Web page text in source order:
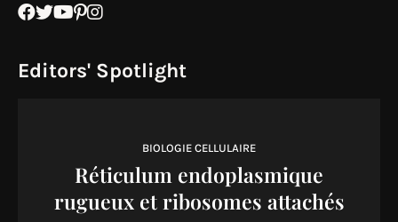
Editors' Spotlight
BIOLOGIE CELLULAIRE
Réticulum endoplasmique
rugueux et ribosomes attachés